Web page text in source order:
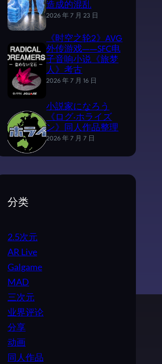
造成的混乱
2026 年 7 月 23 日
《时空之轮2》AVG
外传游戏——SFC电
子音响小说《旅梦
人》考古
2026 年 7 月 16 日
小説家になろう
《ログ·ホライズ
ン》同人作品整理
2026 年 7 月 7 日
分类
2.5次元
AR Live
Galgame
MAD
三次元
业界评论
分享
动画
同人作品